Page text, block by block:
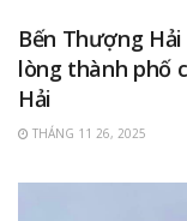
Bến Thượng
lòng thành phố
Hải
THÁNG 11 26, 2025